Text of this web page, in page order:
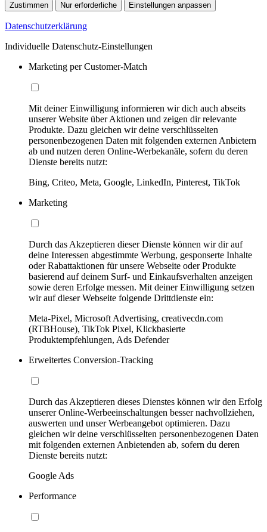
Zustimmen Nur erforderliche Einstellungen anpassen
Datenschutzerklärung
Individuelle Datenschutz-Einstellungen
Marketing per Customer-Match
Mit deiner Einwilligung informieren wir dich auch abseits
unserer Website über Aktionen und zeigen dir relevante
Produkte. Dazu gleichen wir deine verschlüsselten
personenbezogenen Daten mit folgenden externen Anbietern
ab und nutzen deren Online-Werbekanäle, sofern du deren
Dienste bereits nutzt:
Bing, Criteo, Meta, Google, LinkedIn, Pinterest, TikTok
Marketing
Durch das Akzeptieren dieser Dienste können wir dir auf
deine Interessen abgestimmte Werbung, gesponserte Inhalte
oder Rabattaktionen für unsere Webseite oder Produkte
basierend auf deinem Surf- und Einkaufsverhalten anzeigen
sowie deren Erfolge messen. Mit deiner Einwilligung setzen
wir auf dieser Webseite folgende Drittdienste ein:
Meta-Pixel, Microsoft Advertising, creativecdn.com
(RTBHouse), TikTok Pixel, Klickbasierte
Produktempfehlungen, Ads Defender
Erweitertes Conversion-Tracking
Durch das Akzeptieren dieses Dienstes können wir den Erfolg
unserer Online-Werbeeinschaltungen besser nachvollziehen,
auswerten und unser Werbeangebot optimieren. Dazu
gleichen wir deine verschlüsselten personenbezogenen Daten
mit folgenden externen Anbietenden ab, sofern du deren
Dienste bereits nutzt:
Google Ads
Performance